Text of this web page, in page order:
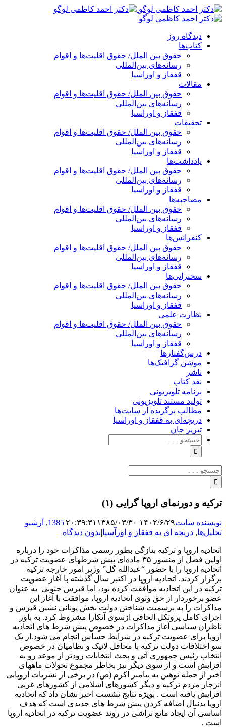
پرش
به
دیدگاه روز
کتاب‌ها
حقوق بین الملل/ حقوق اقلیت‌ها و اقوام
رسانه‌های بین‌المللی
قفقاز و اوراسیا
مقالات
حقوق بین الملل/ حقوق اقلیت‌ها و اقوام
رسانه‌های بین‌المللی
قفقاز و اوراسیا
تحقیقات
حقوق بین الملل/ حقوق اقلیت‌ها و اقوام
رسانه‌های بین‌المللی
قفقاز و اوراسیا
یادداشت‌ها
حقوق بین الملل/ حقوق اقلیت‌ها و اقوام
رسانه‌های بین‌المللی
قفقاز و اوراسیا
مصاحبه‌ها
حقوق بین الملل/ حقوق اقلیت‌ها و اقوام
رسانه‌های بین‌المللی
قفقاز و اوراسیا
کنفرانس‌ها
حقوق بین الملل/ حقوق اقلیت‌ها و اقوام
رسانه‌های بین‌المللی
قفقاز و اوراسیا
سخنرانی‌ها
حقوق بین الملل/ حقوق اقلیت‌ها و اقوام
رسانه‌های بین‌المللی
قفقاز و اوراسیا
نظارت علمی
حقوق بین الملل/ حقوق اقلیت‌ها و اقوام
رسانه‌های بین‌المللی
قفقاز و اوراسیا
درس‌گفتارها
موشن گرافیک‌ها
ناشر
نقد کتاب
برنامه‌ تلویزیونی
تولید مستند تلویزیونی
مطالب برگزیده از سایت‌ها
دریچه‌ای به قفقاز و اوراسیا
تبریزِ جان
جستجو
برای:
جستجو
برای:
ترکیه و دورنمای اروپا گرایی (۱)
نویسنده سایت۱۴۰۲/۶/۲۹ ۲۰:۳۹:۳۱ ۱۳۸۵/۰۳/۳۰ |
1385
, آرشیو
تحلیل‌ها, دریچه ای به قفقاز و اورآسیا|بدون دیدگاه
اتحادیه اروپا و ترکیه بتازگی بطور رسمی مذاکرات خود را درباره
اولین فصل از منشور ۳۵ ماده‌ای پیش شرطهای عضویت ترکیه در
اتحادیه اروپا را با حضور “عبدالله گل” وزیر امور خارجه ترکیه
برگزار کردند. اتحادیه اروپا در اکتبر سال گذشته با آغاز عضویت
ترکیه در این اتحادیه موافقت کرده بود، اما قبرس جنوبی به عنوان
عضو برخوردار از حق وتوی اتحادیه اروپا، موافقت با آغاز این
مذاکرات را به برسمیت شناختن دولت بخش یونانی نشین قبرس و
اجرای کامل پروتکل الحاقی ازسوی آنکارا مشروط کرد. به باور
ناظران سیاسی آغاز مذاکرات در خصوص پیش شرط های اتحادیه
اروپا برای عضویت ترکیه در شرایط حساس انجام می شود.از یک
سو اختلافات دولت ترکیه با محافل لائیک و نظامیان در خصوص
انتخاب رئیس جمهوری آتی و بحث انتخابات زودتر از موعد رو به
افزایش است و از سوی دیگر نیز بخاطر مجموع تحولات ماههای
اخیر از جمله توهین به پیامبر اکرم (ص) در برخی از نشریات اروپایی
انزجار مردم ترکیه و دیگر کشورهای اسلامی از کشورهای غربی
افزایش یافته است . بویژه نتایج نشست اخیر نشان داد که اتحادیه
اروپا بدنبال اضافه کردن پیش شرط های جدیدی است که هدف
اساسی آن ایجاد مانع تراشی در روند عضویت ترکیه در اتحادیه اروپا
است .